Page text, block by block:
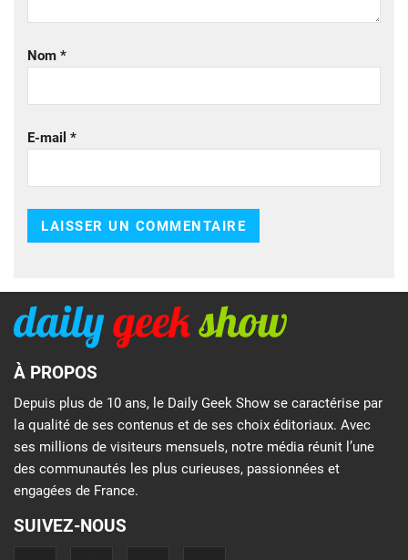
Nom *
E-mail *
À PROPOS
Depuis plus de 10 ans, le Daily Geek Show se caractérise par
la qualité de ses contenus et de ses choix éditoriaux. Avec
ses millions de visiteurs mensuels, notre média réunit l’une
des communautés les plus curieuses, passionnées et
engagées de France.
SUIVEZ-NOUS